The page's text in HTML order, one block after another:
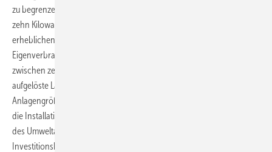
zu begrenzen. Bisher sieht der Gesetzentwurf eine Bagatellgrenze von
zehn Kilowatt vor. Der Umweltausschuss begründet das mit den
erheblichen finanziellen Mehrbelastungen zur Ermittlung des
Eigenverbrauchs. Die Betreiber von Analgen mit einer Leistung
zwischen zehn und 100 Kilowatt müssten dann eine viertelstündlich
aufgelöste Lastgangmessung installieren, was bisher erst bei einer
Anlagengröße von über 100 Kilowatt vorgesehen ist. Die Kosten für
die Installation von solchen Messeinrichtungen sind nach Ansicht
des Umweltausschusses des Bundesrates im Verhältnis zu den
Investitionskosten für die Anlage viel zu hoch. Der Ausschuss für